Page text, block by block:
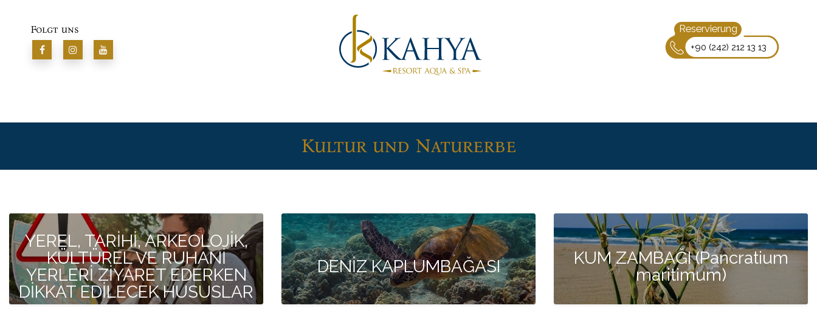
Folgt uns Reservierung
+90 (242) 212 13 13
Kultur und Naturerbe
YEREL, TARİHİ, ARKEOLOJİK,
KÜLTÜREL VE RUHANİ
YERLERİ ZİYARET EDERKEN
DİKKAT EDİLECEK HUSUSLAR
DENİZ KAPLUMBAĞASI
KUM ZAMBAĞI (Pancratium
maritimum)